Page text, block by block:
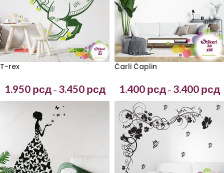
T-rex
1.950 рсд – 3.450 рсд
Čarli Čaplin
1.400 рсд – 3.400 рсд